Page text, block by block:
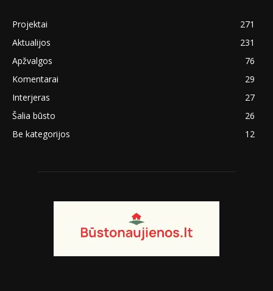
Projektai
271
Aktualijos
231
Apžvalgos
76
Komentarai
29
Interjeras
27
Šalia būsto
26
Be kategorijos
12